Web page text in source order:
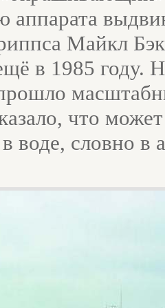
аппарата
Майкл
в 1985 году.
что
воде, словно в